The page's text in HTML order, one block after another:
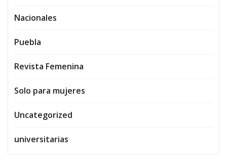
Nacionales
Puebla
Revista Femenina
Solo para mujeres
Uncategorized
universitarias